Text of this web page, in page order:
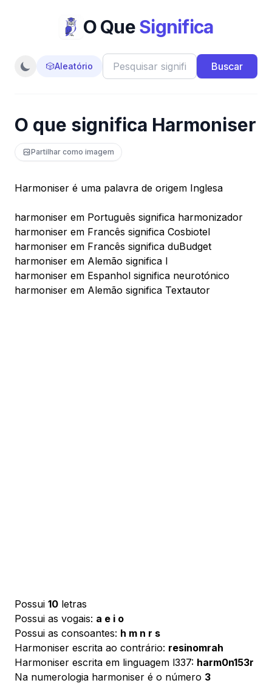
O QueSignifica
🎲Aleatório Buscar
O que significa Harmoniser
Partilhar como imagem
Harmoniser é uma palavra de origem Inglesa
harmoniser em Português significa harmonizador
harmoniser em Francês significa Cosbiotel
harmoniser em Francês significa duBudget
harmoniser em Alemão significa l
harmoniser em Espanhol significa neurotónico
harmoniser em Alemão significa Textautor
Possui 10 letras
Possui as vogais: a e i o
Possui as consoantes: h m n r s
Harmoniser escrita ao contrário: resinomrah
Harmoniser escrita em linguagem l337: harm0n153r
Na numerologia harmoniser é o número 3